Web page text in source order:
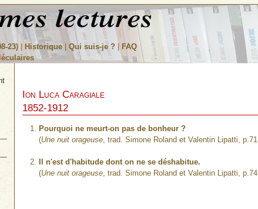
23) | Historique| Qui suis-je ? | FAQ
Ion Luca Caragiale
1852-1912
Pourquoi ne meurt-on pas de bonheur ?
(Une nuit orageuse, trad. Simone Roland et Valentin Lipatti, p.71
Il n'est d'habitude dont on ne se déshabitue.
(Une nuit orageuse, trad. Simone Roland et Valentin Lipatti, p.74